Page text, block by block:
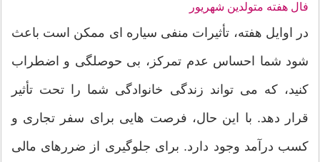
فال هفته متولدین شهریور
در اوایل هفته، تأثیرات منفی سیاره ای ممکن است باعث
شود شما احساس عدم تمرکز، بی حوصلگی و اضطراب
کنید، که می تواند زندگی خانوادگی شما را تحت تأثیر
قرار دهد. با این حال، فرصت هایی برای سفر تجاری و
کسب درآمد وجود دارد. برای جلوگیری از ضررهای مالی